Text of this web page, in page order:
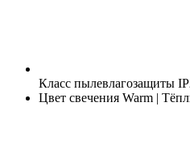
Класс пылевлагозащиты
Цвет свечения Warm |